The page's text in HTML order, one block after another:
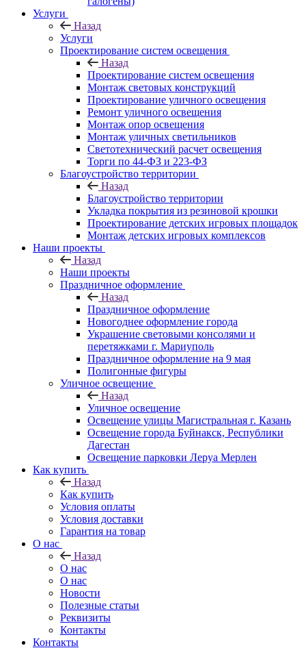
Услуги
Назад
Услуги
Проектирование систем освещения
Назад
Проектирование систем освещения
Монтаж световых конструкций
Проектирование уличного освещения
Ремонт уличного освещения
Монтаж опор освещения
Монтаж уличных светильников
Светотехнический расчет освещения
Торги по 44-ФЗ и 223-ФЗ
Благоустройство территории
Назад
Благоустройство территории
Укладка покрытия из резиновой крошки
Проектирование детских игровых площадок
Монтаж детских игровых комплексов
Наши проекты
Назад
Наши проекты
Праздничное оформление
Назад
Праздничное оформление
Новогоднее оформление города
Украшение световыми консолями и
перетяжками г. Мариуполь
Праздничное оформление на 9 мая
Полигонные фигуры
Уличное освещение
Назад
Уличное освещение
Освещение улицы Магистральная г. Казань
Освещение города Буйнакск, Республики
Дагестан
Освещение парковки Леруа Мерлен
Как купить
Назад
Как купить
Условия оплаты
Условия доставки
Гарантия на товар
О нас
Назад
О нас
О нас
Новости
Полезные статьи
Реквизиты
Контакты
Контакты